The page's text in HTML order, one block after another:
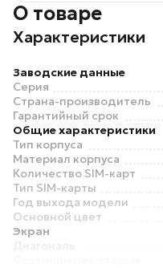
О товаре
Характеристики
Заводские данные
Серия
Страна-производитель
Гарантийный срок
Общие характеристики
Тип корпуса
Материал корпуса
Количество SIM-карт
Тип SIM-карты
Год выхода модели
Основной цвет
Экран
Диагональ